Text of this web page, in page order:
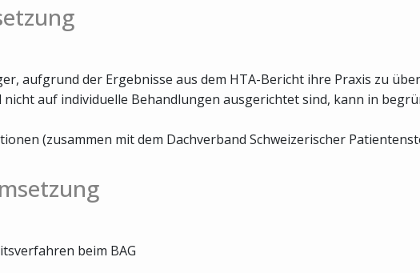
aufgrund der Ergebnisse aus dem HTA-Bericht ihre Praxis zu
auf individuelle Behandlungen ausgerichtet sind, kann in
(zusammen mit dem Dachverband Schweizerischer
beim BAG